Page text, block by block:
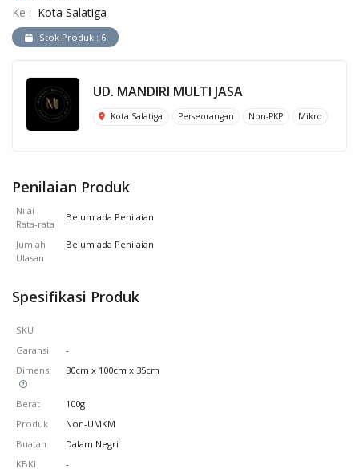
Ke : Kota Salatiga
Stok Produk : 6
UD. MANDIRI MULTI JASA
Kota Salatiga Perseorangan Non-PKP Mikro
Penilaian Produk
Nilai
Rata-rata
Belum ada Penilaian
Jumlah
Ulasan
Belum ada Penilaian
Spesifikasi Produk
SKU
Garansi
-
Dimensi
30cm x 100cm x 35cm
Berat
100g
Produk
Non-UMKM
Buatan
Dalam Negri
KBKI
-